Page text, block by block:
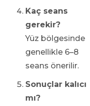
Kaç seans
gerekir?
Yüz bölgesinde
genellikle 6–8
seans önerilir.
Sonuçlar kalıcı
mı?